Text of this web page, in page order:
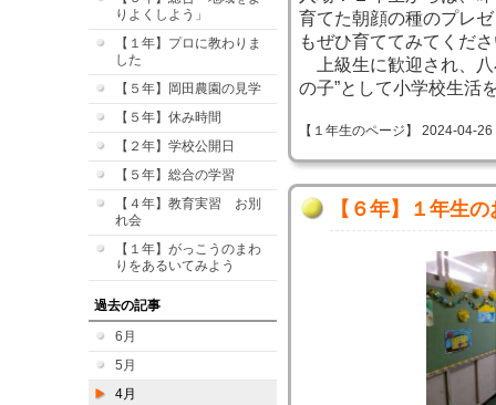
りよくしよう」
【１年】プロに教わりま
した
【５年】岡田農園の見学
【５年】休み時間
【２年】学校公開日
【５年】総合の学習
【４年】教育実習 お別
れ会
【１年】がっこうのまわ
りをあるいてみよう
過去の記事
6月
5月
4月
育てた朝顔の種のプレ
もぜひ育ててみてくだ
上級生に歓迎され、八
の子”として小学校生活
【１年生のページ】 2024-04-
【６年】１年生